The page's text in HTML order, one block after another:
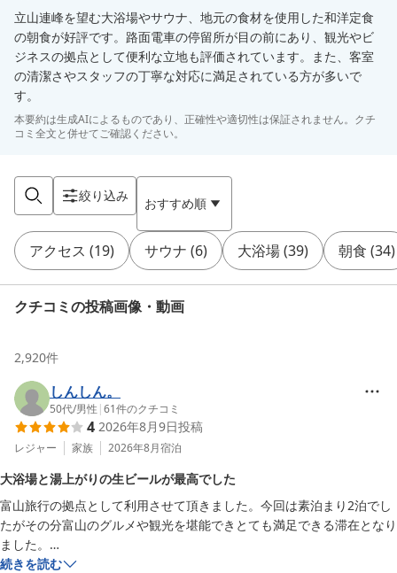
立山連峰を望む大浴場やサウナ、地元の食材を使用した和洋定食
の朝食が好評です。路面電車の停留所が目の前にあり、観光やビ
ジネスの拠点として便利な立地も評価されています。また、客室
の清潔さやスタッフの丁寧な対応に満足されている方が多いで
す。
本要約は生成AIによるものであり、正確性や適切性は保証されません。クチ
コミ全文と併せてご確認ください。
絞り込み おすすめ順
アクセス (19) サウナ (6) 大浴場(39) 朝食 (34)
クチコミの投稿画像・動画
2,920件
しんしん。
50代/男性 |61件のクチコミ
4 2026年8月9日投稿
レジャー 家族 2026年8月宿泊
大浴場と湯上がりの生ビールが最高でした
富山旅行の拠点として利用させて頂きました。今回は素泊まり2泊でし
たがその分富山のグルメや観光を堪能できとても満足できる滞在となり
ました。
何より素晴らしかったの大浴場です。観光で歩き回った後にゆったりと
続きを読む